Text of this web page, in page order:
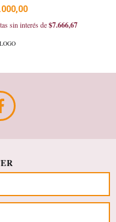
sin interés de$7.666,67